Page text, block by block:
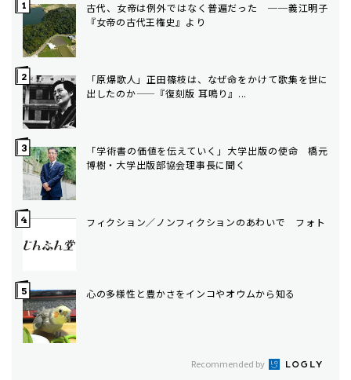
古代、女帝は例外ではなく普遍だった ──義江明子
『女帝の古代王権史』より
「原爆歌人」正田篠枝は、なぜ命をかけて歌集を世に
出したのか——『復刻版 耳鳴り』...
「学術書の価値を伝えていく」大学出版の使命 橋元
博樹・大学出版部協会理事長に聞く
フィクション／ノンフィクションのあわいで フォト
心の多様性と豊かさをインコやオウムから知る
Recommended by